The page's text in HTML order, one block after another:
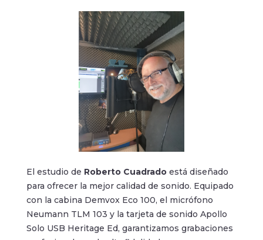
El estudio de Roberto Cuadradoestá diseñado
para ofrecer la mejor calidad de sonido. Equipado
con la cabina Demvox Eco 100, el micrófono
Neumann TLM 103 y la tarjeta de sonido Apollo
Solo USB Heritage Ed, garantizamos grabaciones